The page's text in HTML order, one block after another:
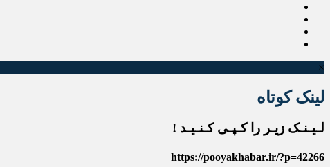
×
لینک کوتاه
لـیـنـک زیـر را کـپـی کـنـیـد !
https://pooyakhabar.ir/?p=42266